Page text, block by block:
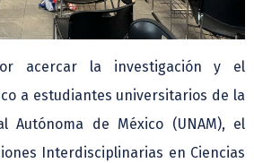
acercar la investigación y el
a estudiantes universitarios de la
Autónoma de México (UNAM), el
Interdisciplinarias en Ciencias